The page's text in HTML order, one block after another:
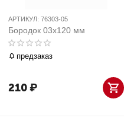
АРТИКУЛ: 76303-05
Бородок 03x120 мм
предзаказ
210₽